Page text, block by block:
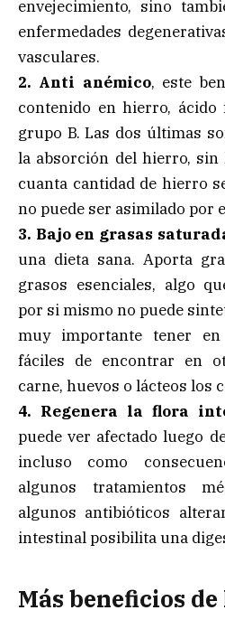
envejecimiento, sino
enfermedades
vasculares.
2. Anti anémico, este
contenido en hierro,
grupo B. Las dos últimas
la absorción del hierro,
cuanta cantidad de hierro
no puede ser asimilado por
3. Bajo en grasas
una dieta sana. Aporta
grasos esenciales, algo
por si mismo no puede
muy importante tener
fáciles de encontrar en
carne, huevos o lácteos los
4. Regenera la flora
puede ver afectado luego
incluso como
algunos tratamientos
algunos antibióticos
intestinal posibilita una
Más beneficios